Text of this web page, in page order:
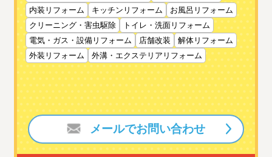
内装リフォーム
キッチンリフォーム
お風呂リフォーム
クリーニング・害虫駆除
トイレ・洗面リフォーム
電気・ガス・設備リフォーム
店舗改装
解体リフォーム
外装リフォーム
外溝・エクステリアリフォーム
メールでお問い合わせ